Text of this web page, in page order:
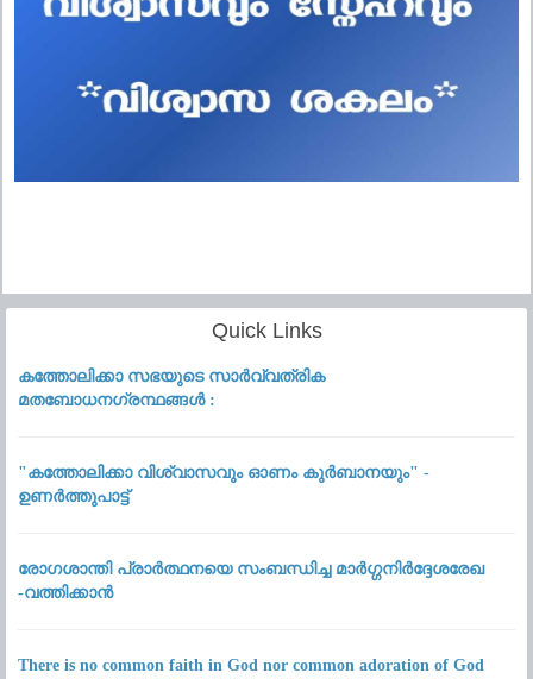
Quick Links
കത്തോലിക്കാ സഭയുടെ സാർവ്വത്രിക
മതബോധനഗ്രന്ഥങ്ങൾ :
"കത്തോലിക്കാ വിശ്വാസവും ഓണം കുർബാനയും" -
ഉണർത്തുപാട്ട്
രോഗശാന്തി പ്രാർത്ഥനയെ സംബന്ധിച്ച മാർഗ്ഗനിർദ്ദേശരേഖ
-വത്തിക്കാൻ
There is no common faith in God nor common adoration of God